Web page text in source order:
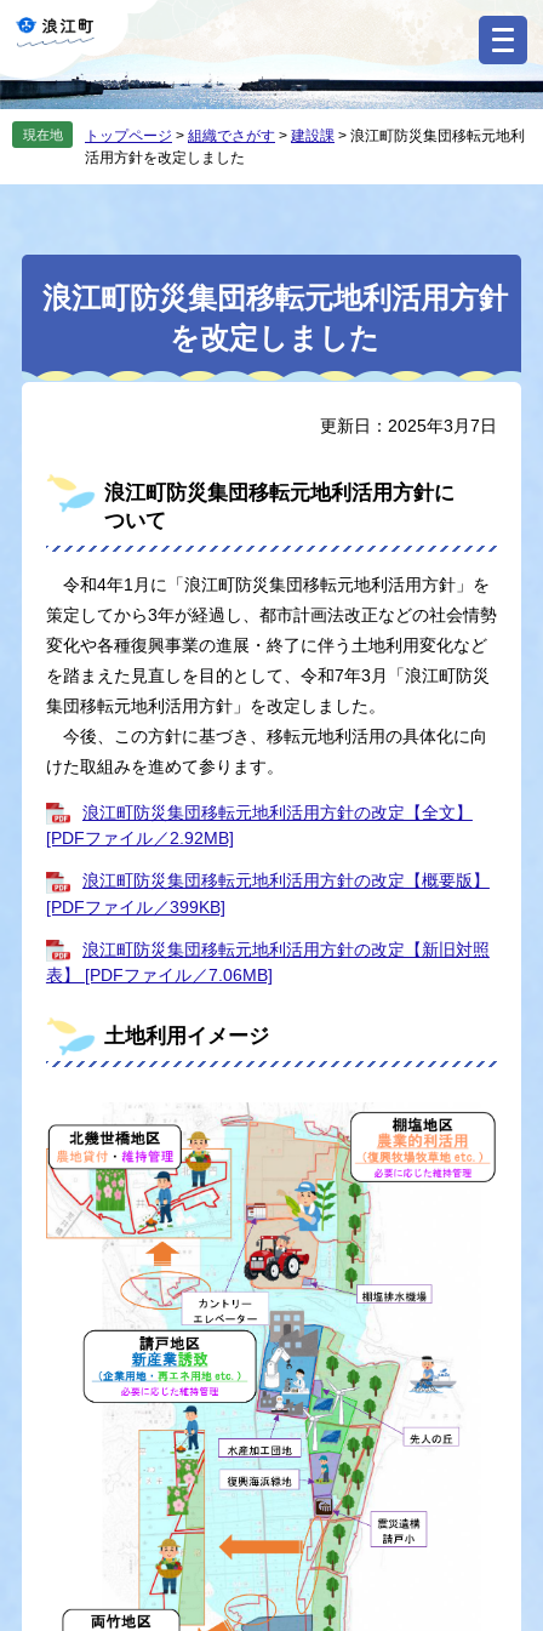
の
先
す
ー
を
し
現在地 トップページ > 組織でさがす > 建設課 > 浪江町防災集団移転元地利
活用方針を改定しました
本
浪江町防災集団移転元地利活用方針
を改定しました
更新日：2025年3月7日
浪江町防災集団移転元地利活用方針に
ついて
令和4年1月に「浪江町防災集団移転元地利活用方針」を
策定してから3年が経過し、都市計画法改正などの社会情勢
変化や各種復興事業の進展・終了に伴う土地利用変化など
を踏まえた見直しを目的として、令和7年3月「浪江町防災
集団移転元地利活用方針」を改定しました。
今後、この方針に基づき、移転元地利活用の具体化に向
けた取組みを進めて参ります。
浪江町防災集団移転元地利活用方針の改定【全文】
[PDFファイル／2.92MB]
浪江町防災集団移転元地利活用方針の改定【概要版】
[PDFファイル／399KB]
浪江町防災集団移転元地利活用方針の改定【新旧対照
表】 [PDFファイル／7.06MB]
土地利用イメージ